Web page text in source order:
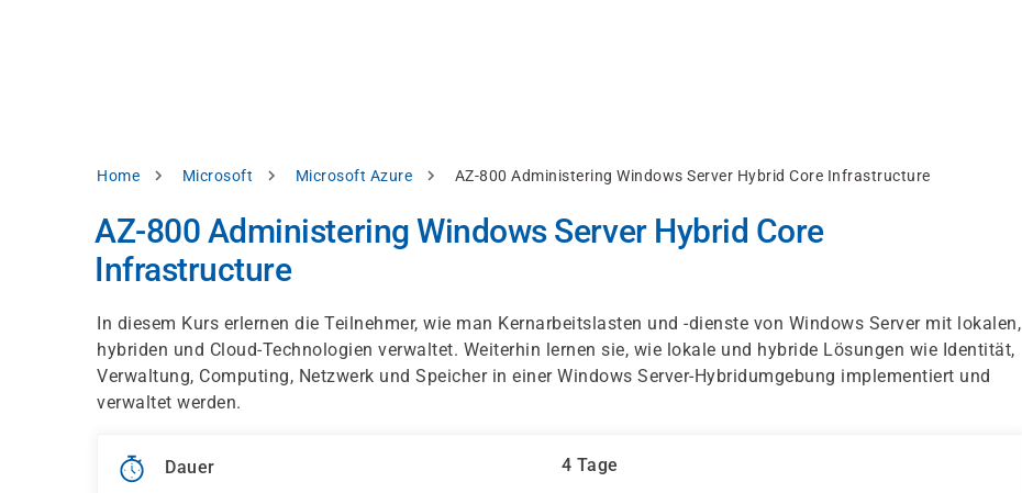
Pfadnavigation
Home Microsoft Microsoft Azure AZ-800 Administering Windows Server Hybrid Core Infrastructure
AZ-800 Administering Windows Server Hybrid Core
Infrastructure
In diesem Kurs erlernen die Teilnehmer, wie man Kernarbeitslasten und -dienste von Windows Server mit lokalen,
hybriden und Cloud-Technologien verwaltet. Weiterhin lernen sie, wie lokale und hybride Lösungen wie Identität,
Verwaltung, Computing, Netzwerk und Speicher in einer Windows Server-Hybridumgebung implementiert und
verwaltet werden.
Dauer 4 Tage
akzeptieren
Einstellungen
Datenschutzhinweis